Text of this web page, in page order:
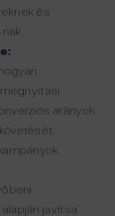
és
arányok
javítsa.